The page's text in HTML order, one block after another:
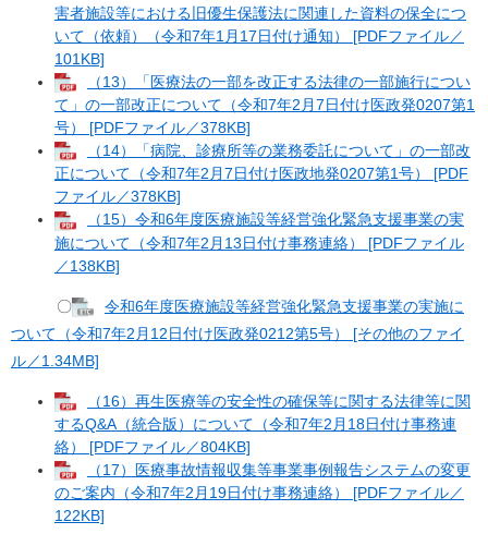
害者施設等における旧優生保護法に関連した資料の保全につ
いて（依頼）（令和7年1月17日付け通知） [PDFファイル／
101KB]
（13）「医療法の一部を改正する法律の一部施行につい
て」の一部改正について（令和7年2月7日付け医政発0207第1
号） [PDFファイル／378KB]
（14）「病院、診療所等の業務委託について」の一部改
正について（令和7年2月7日付け医政地発0207第1号） [PDF
ファイル／378KB]
（15）令和6年度医療施設等経営強化緊急支援事業の実
施について（令和7年2月13日付け事務連絡） [PDFファイル
／138KB]
〇
令和6年度医療施設等経営強化緊急支援事業の実施に
ついて（令和7年2月12日付け医政発0212第5号） [その他のファイ
ル／1.34MB]
（16）再生医療等の安全性の確保等に関する法律等に関
するQ&A（統合版）について（令和7年2月18日付け事務連
絡） [PDFファイル／804KB]
（17）医療事故情報収集等事業事例報告システムの変更
のご案内（令和7年2月19日付け事務連絡） [PDFファイル／
122KB]